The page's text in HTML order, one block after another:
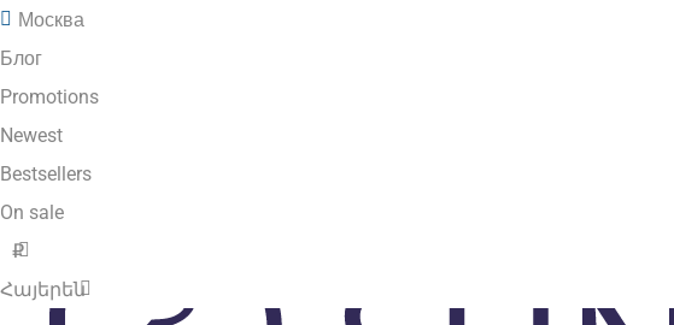
Москва
Блог
Promotions
Newest
Bestsellers
On sale
₽
Հայերեն